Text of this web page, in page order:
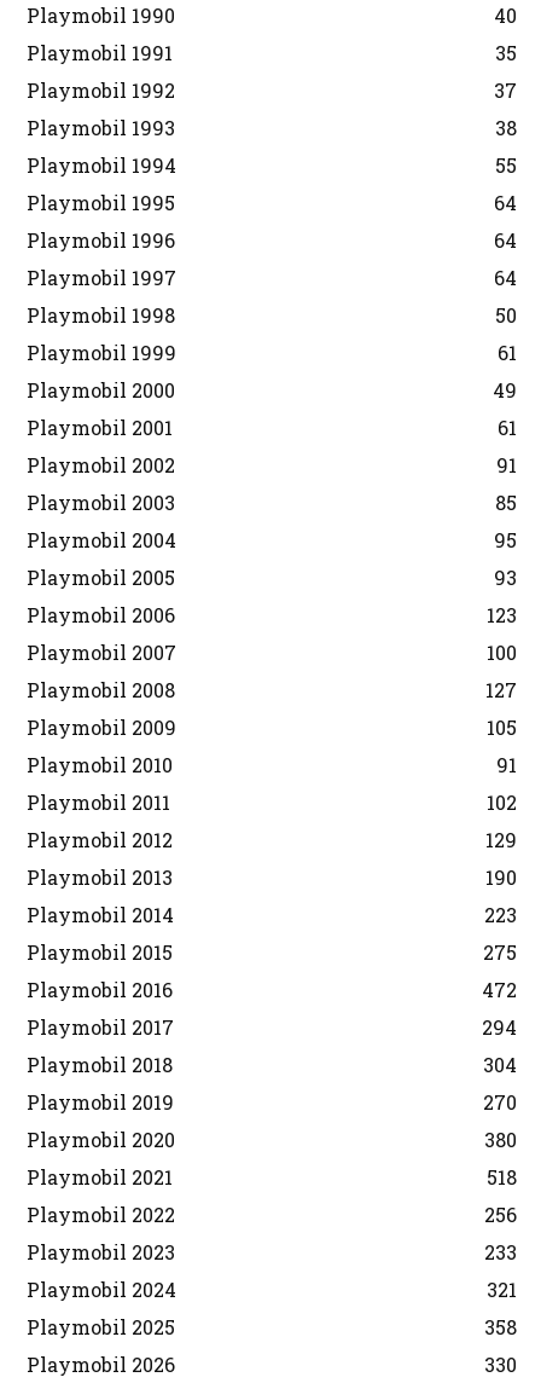
Playmobil 1990
40
Playmobil 1991
35
Playmobil 1992
37
Playmobil 1993
38
Playmobil 1994
55
Playmobil 1995
64
Playmobil 1996
64
Playmobil 1997
64
Playmobil 1998
50
Playmobil 1999
61
Playmobil 2000
49
Playmobil 2001
61
Playmobil 2002
91
Playmobil 2003
85
Playmobil 2004
95
Playmobil 2005
93
Playmobil 2006
123
Playmobil 2007
100
Playmobil 2008
127
Playmobil 2009
105
Playmobil 2010
91
Playmobil 2011
102
Playmobil 2012
129
Playmobil 2013
190
Playmobil 2014
223
Playmobil 2015
275
Playmobil 2016
472
Playmobil 2017
294
Playmobil 2018
304
Playmobil 2019
270
Playmobil 2020
380
Playmobil 2021
518
Playmobil 2022
256
Playmobil 2023
233
Playmobil 2024
321
Playmobil 2025
358
Playmobil 2026
330